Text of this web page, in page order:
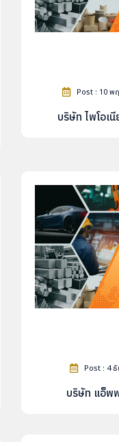
Post : 10 พ
บริษัท ไพโอเ
Post : 4
บริษัท แอ็พ